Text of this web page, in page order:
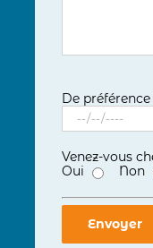
De
Venez-vous
Oui
Non